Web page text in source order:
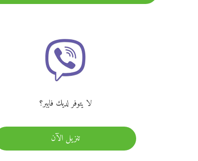
لا يتوفر لديك فايبر؟
تنزيل الآن